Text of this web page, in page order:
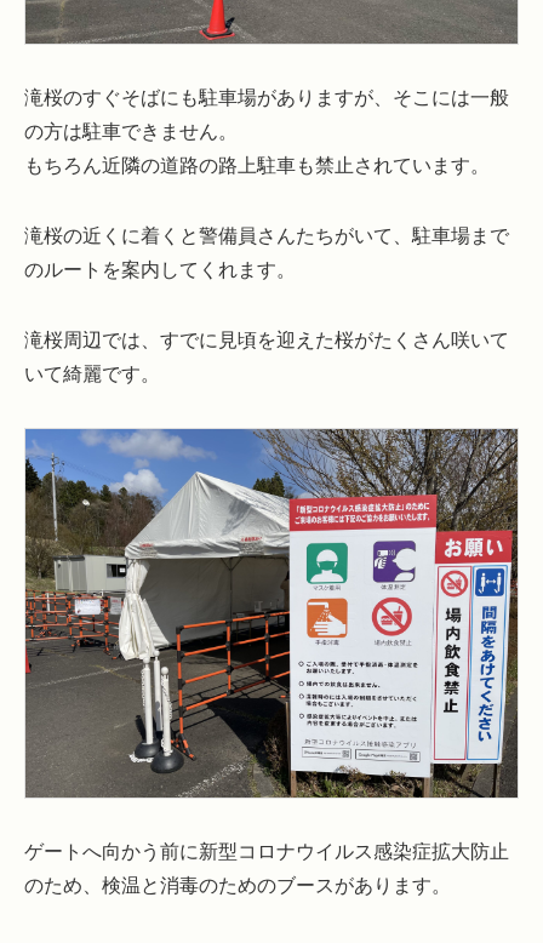
滝桜のすぐそばにも駐車場がありますが、そこには一般
の方は駐車できません。
もちろん近隣の道路の路上駐車も禁止されています。
滝桜の近くに着くと警備員さんたちがいて、駐車場まで
のルートを案内してくれます。
滝桜周辺では、すでに見頃を迎えた桜がたくさん咲いて
いて綺麗です。
ゲートへ向かう前に新型コロナウイルス感染症拡大防止
のため、検温と消毒のためのブースがあります。